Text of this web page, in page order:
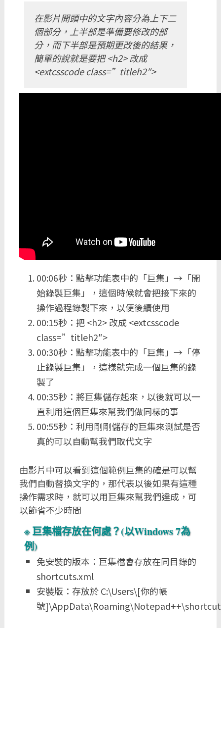
在影片開頭中的文字內容分為上下二
個部分，上半部是準備要修改的部
分，而下半部是預期更改後的結果，
簡單的說就是要把 <h2> 改成
<extcsscode class=”titleh2″>
00:06秒：點擊功能表中的「巨集」→「開
始錄製巨集」，這個時候就會把接下來的
操作過程錄製下來，以便後續使用
00:15秒：把 <h2> 改成 <extcsscode
class=”titleh2″>
00:30秒：點擊功能表中的「巨集」→「停
止錄製巨集」，這樣就完成一個巨集的錄
製了
00:35秒：將巨集儲存起來，以後就可以一
直利用這個巨集來幫我們做同樣的事
00:55秒：利用剛剛儲存的巨集來測試是否
真的可以自動幫我們取代文字
由影片中可以看到這個範例巨集的確是可以幫
我們自動替換文字的，那代表以後如果有這種
操作需求時，就可以用巨集來幫我們達成，可
以節省不少時間
巨集檔存放在何處？(以Windows 7為
例)
免安裝的版本：巨集檔會存放在同目錄的
shortcuts.xml
安裝版：存放於 C:\Users\[你的帳
號